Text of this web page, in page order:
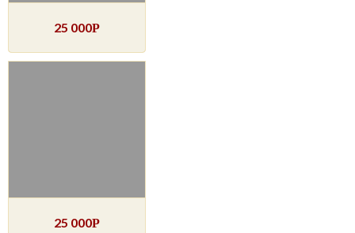
25 000Р
25 000Р